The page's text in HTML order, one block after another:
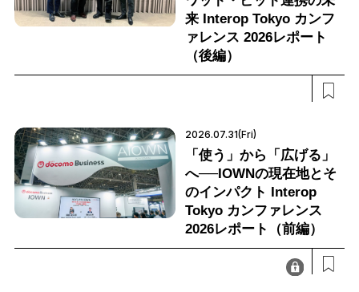
来 Interop Tokyo カンフ
ァレンス 2026レポート
（後編）
2026.07.31(Fri)
「使う」から「広げる」
へ──IOWNの現在地とそ
のインパクト Interop
Tokyo カンファレンス
2026レポート（前編）